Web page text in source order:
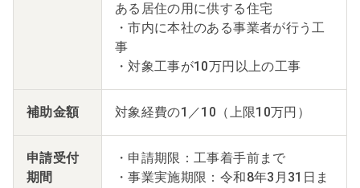
ある居住の用に供する住宅
・市内に本社のある事業者が行う工
事
・対象工事が10万円以上の工事
補助金額 対象経費の1／10（上限10万円）
申請受付
期間
・申請期限：工事着手前まで
・事業実施期限：令和8年3月31日ま